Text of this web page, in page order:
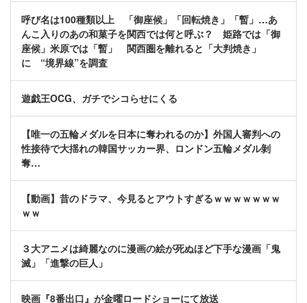
呼び名は100種類以上 「御座候」「回転焼き」「暫」…あ
んこ入りのあの和菓子を関西では何と呼ぶ？ 姫路では「御
座候」米原では「暫」 関西圏を離れると「大判焼き」
に “境界線”を調査
遊戯王OCG、ガチでシコらせにくる
【唯一の五輪メダルを日本に奪われるのか】外国人審判への
性接待で大揺れの韓国サッカー界、ロンドン五輪メダル剝
奪…
【動画】昔のドラマ、今見るとアウトすぎるｗｗｗｗｗｗｗ
ｗｗ
３大アニメは綺麗なのに漫画の絵が死ぬほど下手な漫画「鬼
滅」「進撃の巨人」
映画『8番出口』が金曜ロードショーにて放送